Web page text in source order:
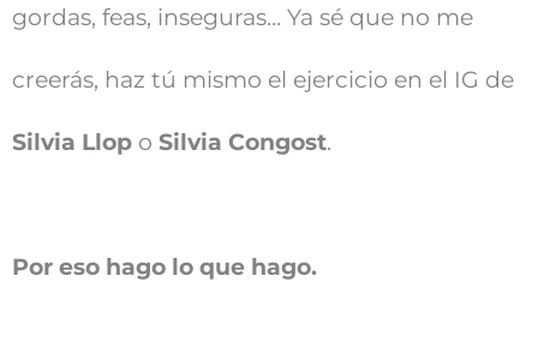
gordas, feas, inseguras… Ya sé que no me
creerás, haz tú mismo el ejercicio en el IG de
Silvia Llop o Silvia Congost.
Por eso hago lo que hago.